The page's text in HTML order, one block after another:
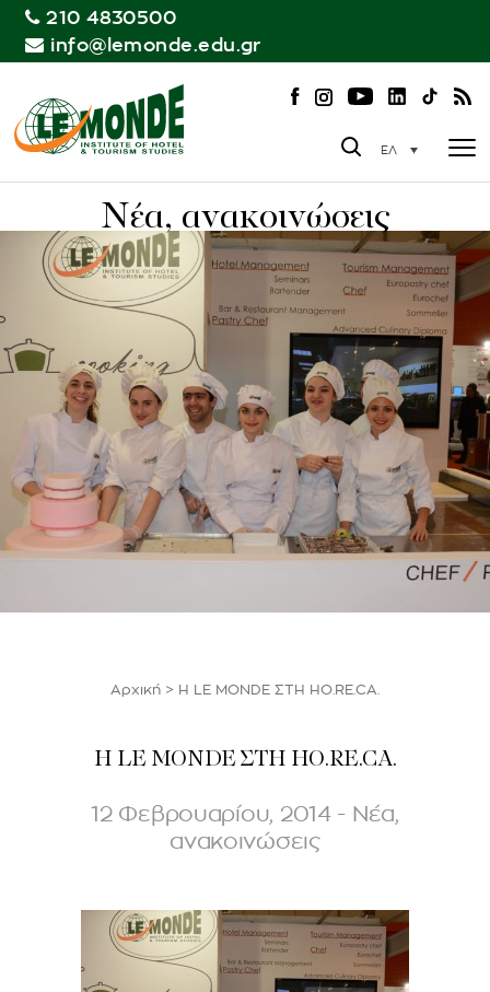
210 4830500
info@lemonde.edu.gr
ΕΛ
Νέα, ανακοινώσεις
Αρχική > H LE MONDE ΣΤΗ HO.RE.CA.
H LE MONDE ΣΤΗ HO.RE.CA.
12 Φεβρουαρίου, 2014 - Νέα,
ανακοινώσεις